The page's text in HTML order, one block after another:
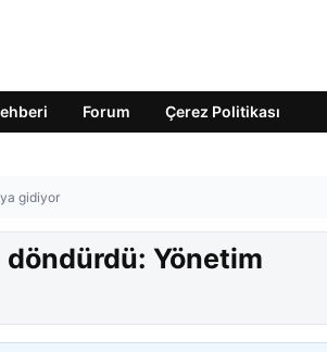
Forum Çerez Politikası
gidiyor
döndürdü: Yönetim